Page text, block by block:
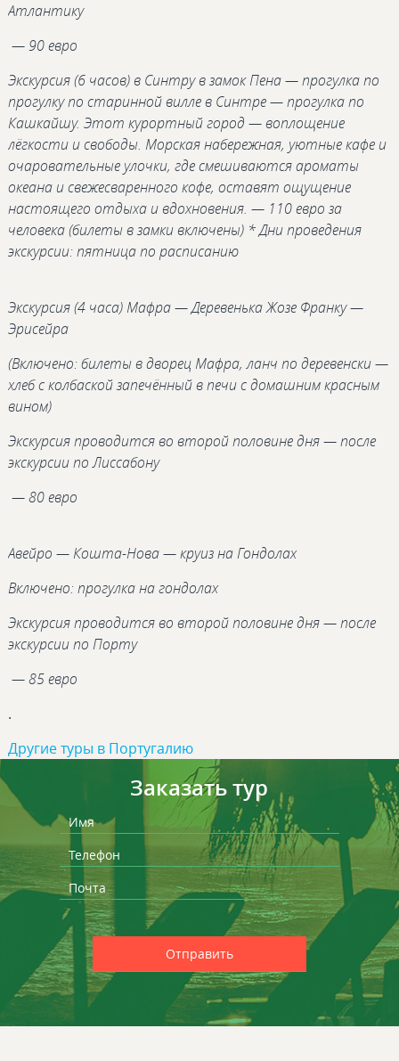
Атлантику
— 90 евро
Экскурсия (6 часов) в Синтру в замок Пена — прогулка по
прогулку по старинной вилле в Синтре — прогулка по
Кашкайшу. Этот курортный город — воплощение
лёгкости и свободы. Морская набережная, уютные кафе и
очаровательные улочки, где смешиваются ароматы
океана и свежесваренного кофе, оставят ощущение
настоящего отдыха и вдохновения. — 110 евро за
человека (билеты в замки включены) * Дни проведения
экскурсии: пятница по расписанию
Экскурсия (4 часа) Мафра — Деревенька Жозе Франку —
Эрисейра
(Включено: билеты в дворец Мафра, ланч по деревенски —
хлеб с колбаской запечённый в печи с домашним красным
вином)
Экскурсия проводится во второй половине дня — после
экскурсии по Лиссабону
— 80 евро
Авейро — Кошта-Нова — круиз на Гондолах
Включено: прогулка на гондолах
Экскурсия проводится во второй половине дня — после
экскурсии по Порту
— 85 евро
.
Другие туры в Португалию
Заказать тур